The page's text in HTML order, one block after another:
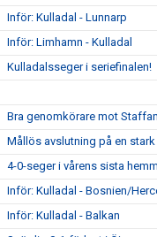
Inför: Kulladal - Lunnarp
Inför: Limhamn - Kulladal
Kulladalsseger i seriefinalen!
Bra genomkörare mot
Mållös avslutning på en
4-0-seger i vårens sista
Inför: Kulladal - Bosnien/
Inför: Kulladal - Balkan